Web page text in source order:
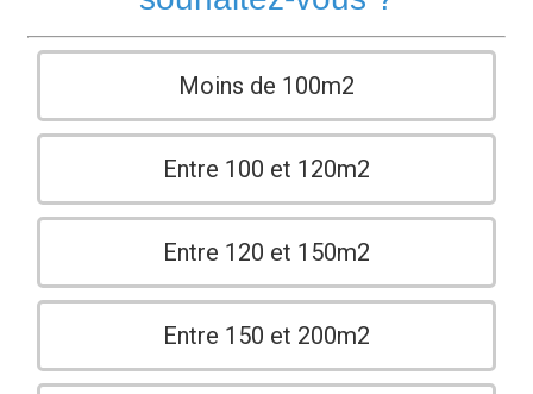
Moins de 100m2
Entre 100 et 120m2
Entre 120 et 150m2
Entre 150 et 200m2